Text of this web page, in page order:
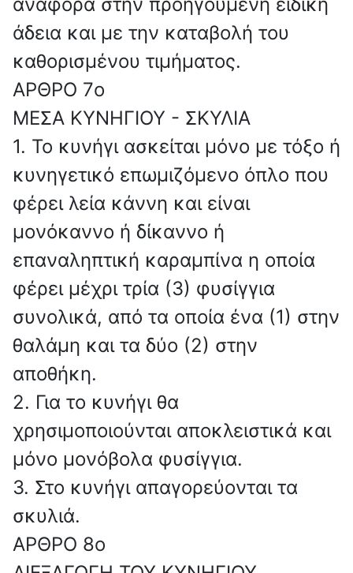
αναφορά στην προηγούμενη ειδική
άδεια και με την καταβολή του
καθορισμένου τιμήματος.
ΑΡΘΡΟ 7o
ΜΕΣΑ ΚΥΝΗΓΙΟΥ - ΣΚΥΛΙΑ
1. Το κυνήγι ασκείται μόνο με τόξο ή
κυνηγετικό επωμιζόμενο όπλο που
φέρει λεία κάννη και είναι
μονόκαννο ή δίκαννο ή
επαναληπτική καραμπίνα η οποία
φέρει μέχρι τρία (3) φυσίγγια
συνολικά, από τα οποία ένα (1) στην
θαλάμη και τα δύο (2) στην
αποθήκη.
2. Για το κυνήγι θα
χρησιμοποιούνται αποκλειστικά και
μόνο μονόβολα φυσίγγια.
3. Στο κυνήγι απαγορεύονται τα
σκυλιά.
ΑΡΘΡΟ 8o